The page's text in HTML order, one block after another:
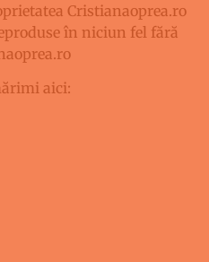
Cristianaoprea.ro
în niciun fel fără
aici: